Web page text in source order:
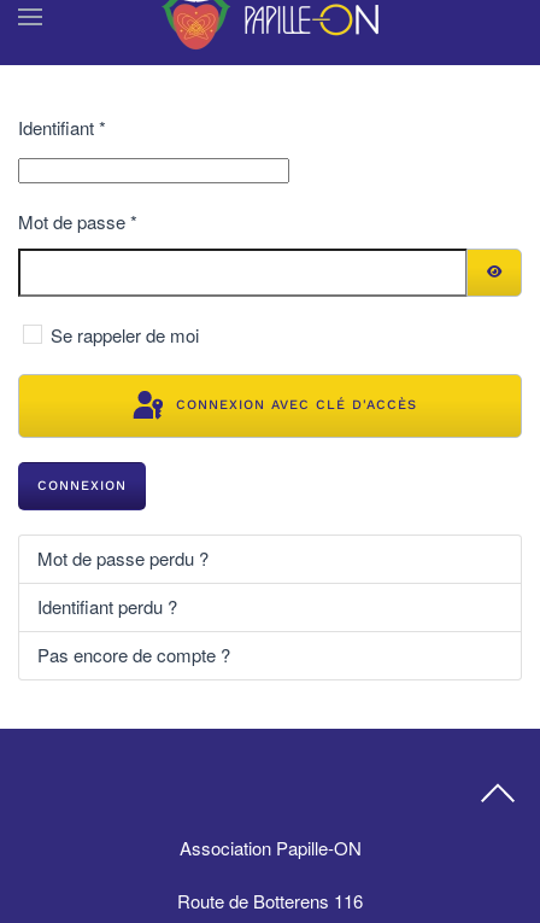
Identifiant*
Mot de passe*
Se rappeler de moi
CONNEXION AVEC CLÉ D'ACCÈS
CONNEXION
Mot de passe perdu ?
Identifiant perdu ?
Pas encore de compte ?
Association Papille-ON
Route de Botterens 116